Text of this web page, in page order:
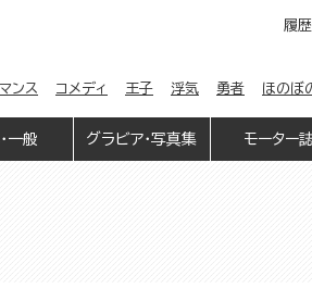
履歴
ンス コメディ 王子 浮気 勇者 ほのぼ
一般 グラビア・写真集 モーター